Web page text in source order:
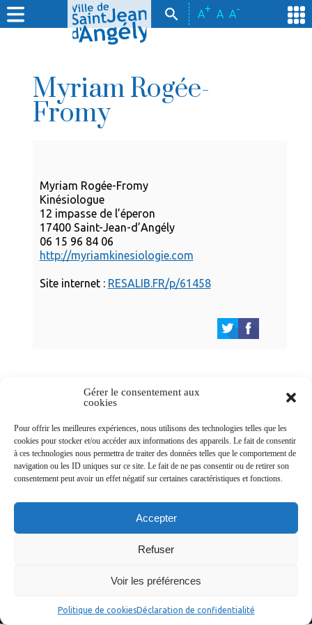
Gérer le consentement aux
cookies
Pour offrir les meilleures expériences, nous utilisons des technologies telles que les
cookies pour stocker et/ou accéder aux informations des appareils. Le fait de consentir
à ces technologies nous permettra de traiter des données telles que le comportement de
navigation ou les ID uniques sur ce site. Le fait de ne pas consentir ou de retirer son
consentement peut avoir un effet négatif sur certaines caractéristiques et fonctions.
Accepter
Refuser
Voir les préférences
Politique de cookiesDéclaration de confidentialité
A+ A A-
Myriam Rogée-
Fromy
Myriam Rogée-Fromy
Kinésiologue
12 impasse de l’éperon
17400 Saint-Jean-d’Angély
06 15 96 84 06
http://myriamkinesiologie.com
Site internet : RESALIB.FR/p/61458
Newsletters
Abonnez-vous à la newsletter
>
Découvrir la ville
Plan du site
Données personnelles